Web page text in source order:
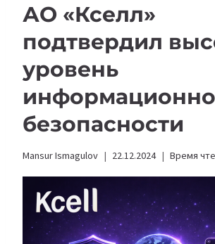
АО «Кселл»
подтвердил
уровень
безопасности
Mansur Ismagulov 22.12.2024 Время